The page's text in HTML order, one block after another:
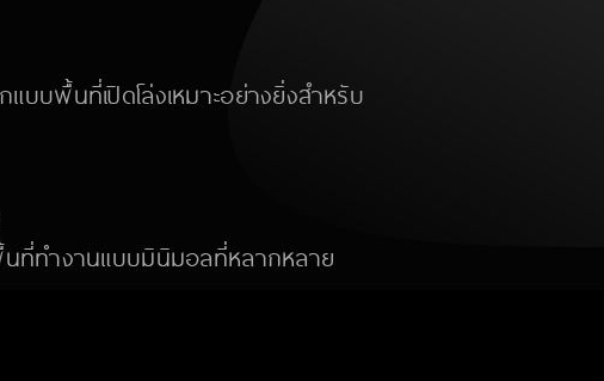
บพื้นที่เปิดโล่งเหมาะอย่างยิ่งสำหรับ
นที่ทำงานแบบมินิมอลที่หลากหลาย